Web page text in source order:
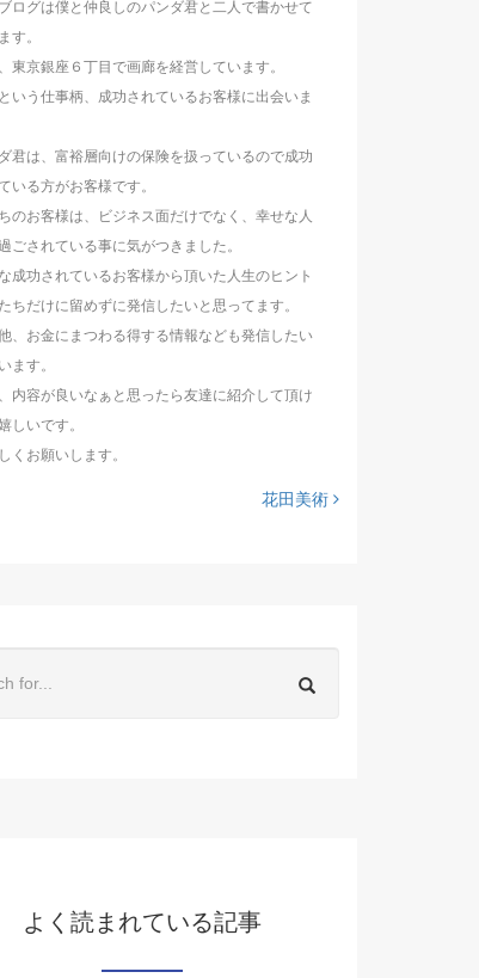
ログは僕と仲良しのパンダ君と二人で書かせて
す。
東京銀座６丁目で画廊を経営しています。
いう仕事柄、成功されているお客様に出会いま
君は、富裕層向けの保険を扱っているので成功
いる方がお客様です。
のお客様は、ビジネス面だけでなく、幸せな人
ごされている事に気がつきました。
成功されているお客様から頂いた人生のヒント
ちだけに留めずに発信したいと思ってます。
、お金にまつわる得する情報なども発信したい
ます。
内容が良いなぁと思ったら友達に紹介して頂け
しいです。
くお願いします。
花田美術
よく読まれている記事